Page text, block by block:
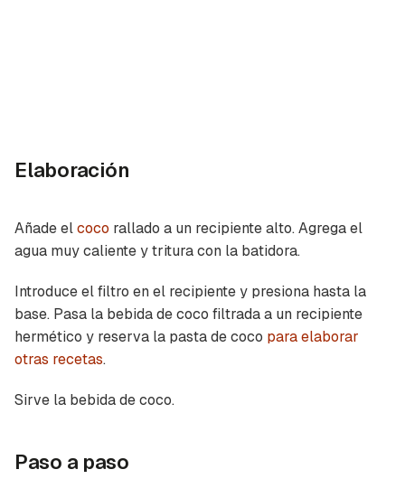
Elaboración
Añade elcoco rallado a un recipiente alto. Agrega el
agua muy caliente y tritura con la batidora.
Introduce el filtro en el recipiente y presiona hasta la
base. Pasa la bebida de coco filtrada a un recipiente
hermético y reserva la pasta de coco para elaborar
otras recetas.
Sirve la bebida de coco.
Paso a paso